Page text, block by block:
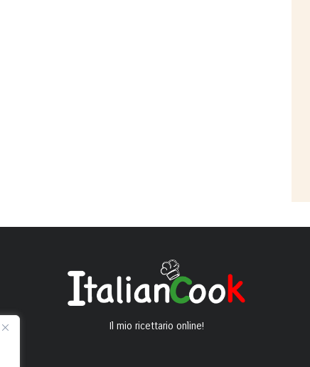
Il mio ricettario online!